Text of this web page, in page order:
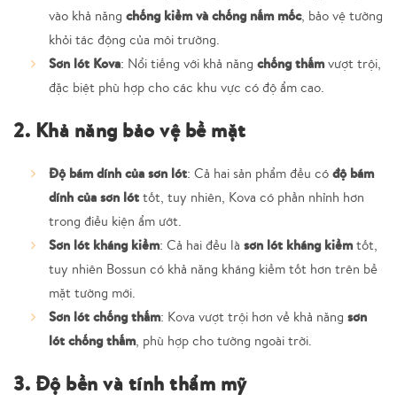
vào khả năng chống kiềm và chống nấm mốc, bảo vệ tường
khỏi tác động của môi trường.
Sơn lót Kova: Nổi tiếng với khả năng chống thấmvượt trội,
đặc biệt phù hợp cho các khu vực có độ ẩm cao.
2. Khả năng bảo vệ bề mặt
Độ bám dính của sơn lót: Cả hai sản phẩm đều có độ bám
dính của sơn lót tốt, tuy nhiên, Kova có phần nhỉnh hơn
trong điều kiện ẩm ướt.
Sơn lót kháng kiềm: Cả hai đều là sơn lót kháng kiềmtốt,
tuy nhiên Bossun có khả năng kháng kiềm tốt hơn trên bề
mặt tường mới.
Sơn lót chống thấm: Kova vượt trội hơn về khả năng sơn
lót chống thấm, phù hợp cho tường ngoài trời.
3. Độ bền và tính thẩm mỹ